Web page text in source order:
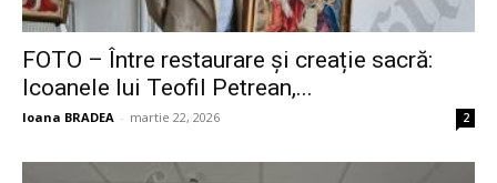
FOTO – Între restaurare și creație sacră:
Icoanele lui Teofil Petrean,...
Ioana BRADEA - martie 22, 2026 2